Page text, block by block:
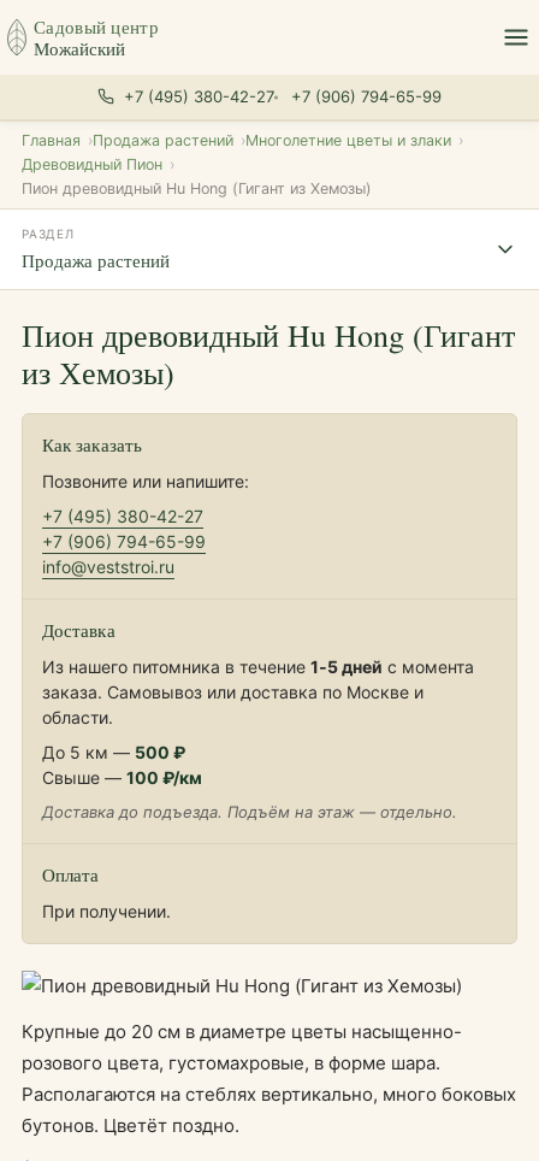
Садовый центр
Можайский
+7 (495) 380-42-27 +7 (906) 794-65-99
Главная Продажа растений
Многолетние цветы и злаки
Древовидный Пион
Пион древовидный Hu Hong (Гигант из Хемозы)
РАЗДЕЛ
Продажа растений
Пион древовидный Hu Hong (Гигант
из Хемозы)
Как заказать
Позвоните или напишите:
+7 (495) 380-42-27
+7 (906) 794-65-99
info@veststroi.ru
Доставка
Из нашего питомника в течение 1‑5 дней с момента
заказа. Самовывоз или доставка по Москве и
области.
До 5 км — 500 ₽
Свыше — 100 ₽/км
Доставка до подъезда. Подъём на этаж — отдельно.
Оплата
При получении.
Крупные до 20 см в диаметре цветы насыщенно-
розового цвета, густомахровые, в форме шара.
Располагаются на стеблях вертикально, много боковых
бутонов. Цветёт поздно.